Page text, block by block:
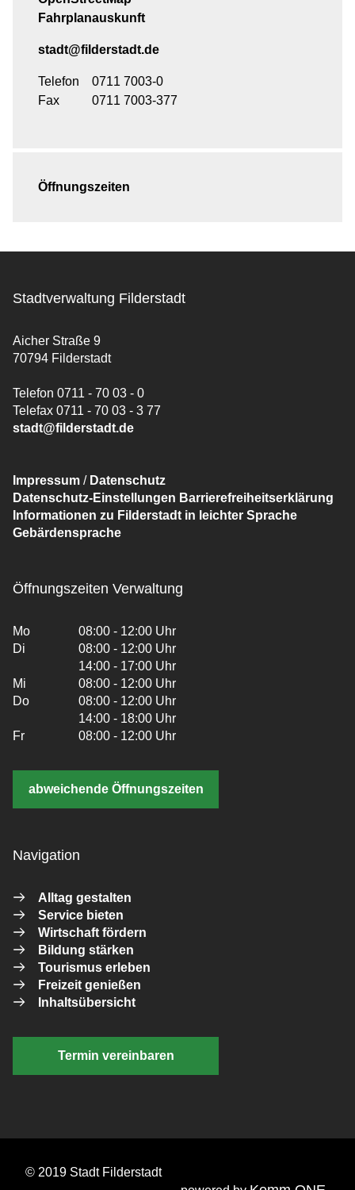
Fahrplanauskunft
stadt@filderstadt.de
Telefon
0711 7003-0
Fax
0711 7003-377
Öffnungszeiten
Stadtverwaltung Filderstadt
Aicher Straße 9
70794 Filderstadt
Telefon 0711 - 70 03 - 0
Telefax 0711 - 70 03 - 3 77
stadt@filderstadt.de
Impressum / Datenschutz
Datenschutz-Einstellungen Barrierefreiheitserklärung
Informationen zu Filderstadt in leichter Sprache
Gebärdensprache
Öffnungszeiten Verwaltung
Mo
08:00 - 12:00 Uhr
Di
08:00 - 12:00 Uhr
14:00 - 17:00 Uhr
Mi
08:00 - 12:00 Uhr
Do
08:00 - 12:00 Uhr
14:00 - 18:00 Uhr
Fr
08:00 - 12:00 Uhr
abweichende Öffnungszeiten
Navigation
Alltag gestalten
Service bieten
Wirtschaft fördern
Bildung stärken
Tourismus erleben
Freizeit genießen
Inhaltsübersicht
Termin vereinbaren
© 2019 Stadt Filderstadt